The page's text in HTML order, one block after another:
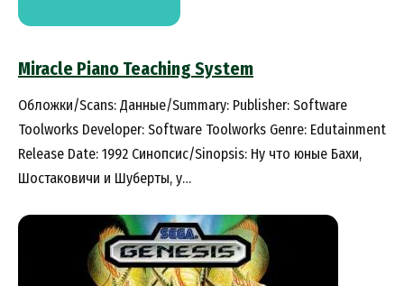
Miracle Piano Teaching System
Обложки/Scans: Данные/Summary: Publisher: Software
Toolworks Developer: Software Toolworks Genre: Edutainment
Release Date: 1992 Синопсис/Sinopsis: Ну что юные Бахи,
Шостаковичи и Шуберты, у…